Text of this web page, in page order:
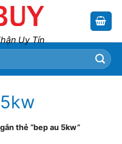
Uy Tín
thẻ “bep au 5kw”